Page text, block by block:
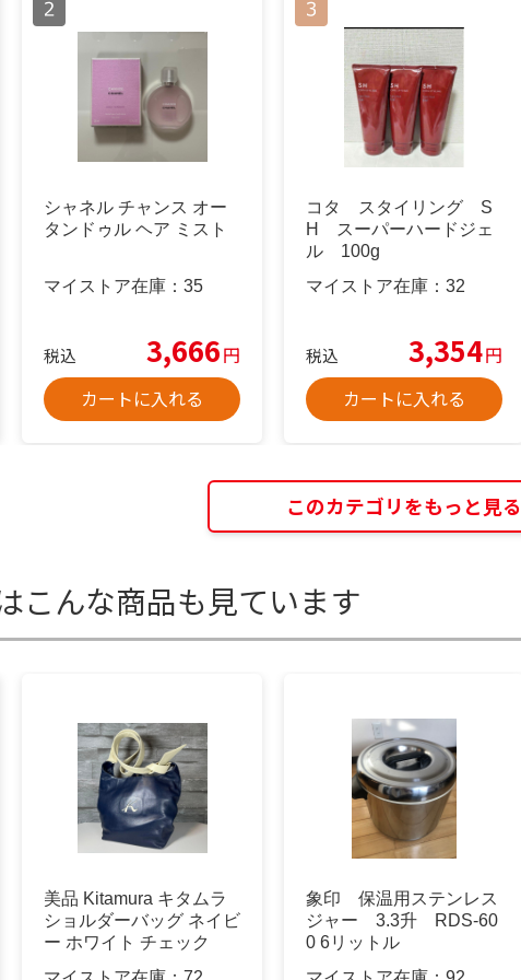
シャネル チャンス オー
タンドゥル ヘア ミスト
マイストア在庫： 35
税込 3,666円
カートに入れる
コタ スタイリング S
H スーパーハードジェ
ル 100g
マイストア在庫： 32
税込 3,354円
カートに入れる
このカテゴリをもっと見る
こんな商品も見ています
美品 Kitamura キタムラ
ショルダーバッグ ネイビ
ー ホワイト チェック
象印 保温用ステンレス
ジャー 3.3升 RDS-60
0 6リットル